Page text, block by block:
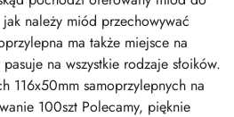
należy miód przechowywać
ma także miejsce na
na wszystkie rodzaje słoików.
116x50mm samoprzylepnych na
100szt Polecamy, pięknie